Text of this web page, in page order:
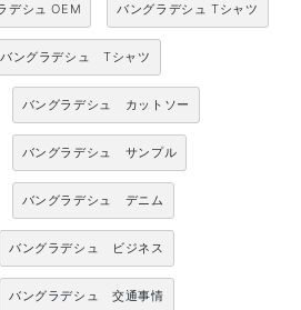
デシュ OEM バングラデシュ Tシャツ
バングラデシュ Tシャツ
バングラデシュ カットソー
バングラデシュ サンプル
バングラデシュ デニム
バングラデシュ ビジネス
バングラデシュ 交通事情